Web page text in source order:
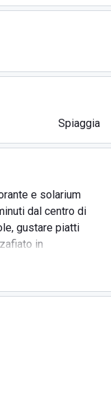
Spiaggia
e solarium
dal centro di
gustare piatti
in
e siciliana, con
e alle materie